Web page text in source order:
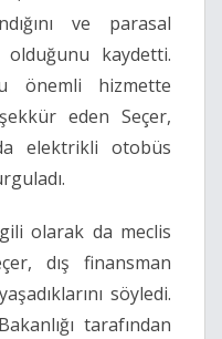
ve parasal
kaydetti.
önemli hizmette
eden Seçer,
elektrikli otobüs
olarak da meclis
dış finansman
söyledi.
tarafından